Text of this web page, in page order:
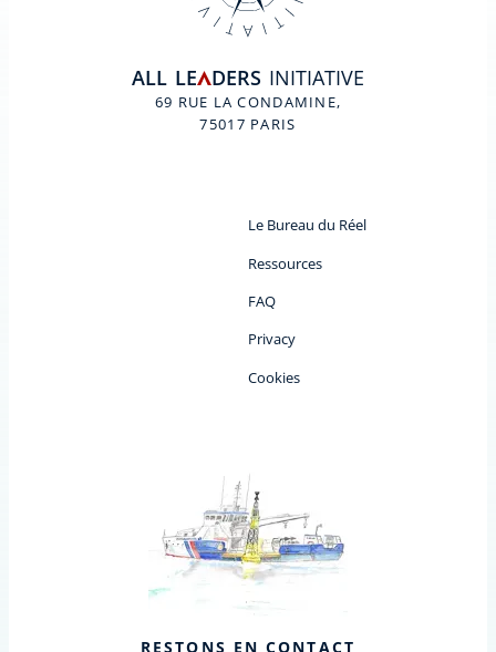
ALL LEADERS INITIATIVE
69 RUE LA CONDAMINE,
75017 PARIS
Le Bureau du Réel
Ressources
FAQ
Privacy
Cookies
RESTONS EN CONTACT